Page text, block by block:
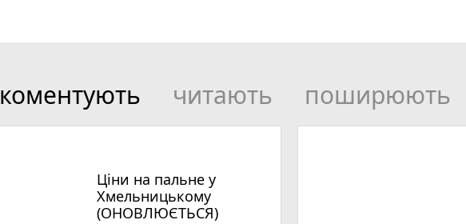
коментують читають поширюють
Ціни на пальне у
Хмельницькому
(ОНОВЛЮЄТЬСЯ)